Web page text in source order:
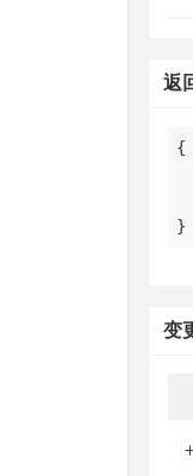
返
}
变